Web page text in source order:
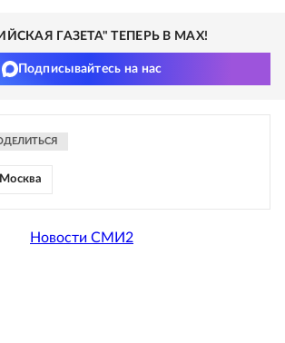
ГАЗЕТА" ТЕПЕРЬ В MAX!
Подписывайтесь на нас
Москва
Новости СМИ2